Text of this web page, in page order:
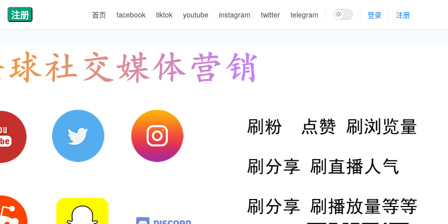
注册 首页 facebook tiktok youtube instagram twitter telegram 登录 注册